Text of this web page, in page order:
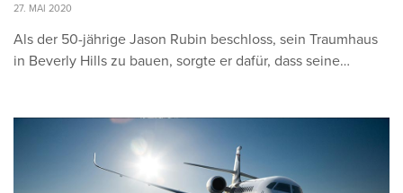
27. MAI 2020
Als der 50-jährige Jason Rubin beschloss, sein Traumhaus
in Beverly Hills zu bauen, sorgte er dafür, dass seine…